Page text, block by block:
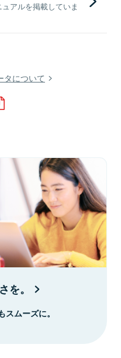
アルを掲載していま
タについて
を。
ムーズに。